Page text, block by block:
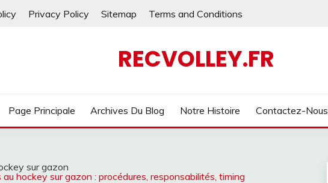
Privacy Policy Sitemap Terms and Conditions
RECVOLLEY.FR
Page Principale Archives Du Blog Notre Histoire Contactez-Nous
sur gazon
hockey sur gazon : procédures, responsabilités, timing